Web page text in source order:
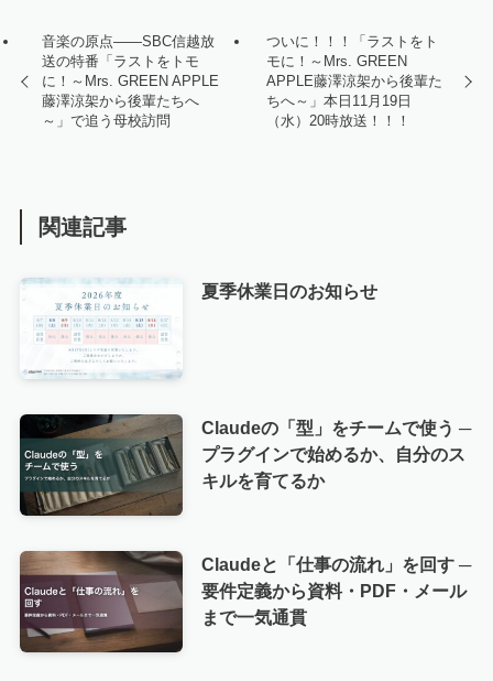
音楽の原点——SBC信越放
送の特番「ラストをトモ
に！～Mrs. GREEN APPLE
藤澤涼架から後輩たちへ
～」で追う母校訪問
ついに！！！「ラストをト
モに！～Mrs. GREEN
APPLE藤澤涼架から後輩た
ちへ～」本日11月19日
（水）20時放送！！！
関連記事
夏季休業日のお知らせ
Claudeの「型」をチームで使う ─
プラグインで始めるか、自分のス
キルを育てるか
Claudeと「仕事の流れ」を回す ─
要件定義から資料・PDF・メール
まで一気通貫